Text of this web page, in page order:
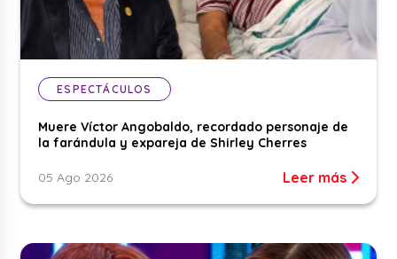
ESPECTÁCULOS
Muere Víctor Angobaldo, recordado personaje de
la farándula y expareja de Shirley Cherres
05 Ago 2026 Leer más